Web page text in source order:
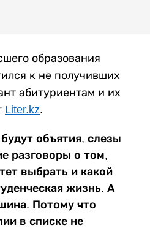
образования
к не получивших
абитуриентам и их
Liter.kz.
объятия, слезы
разговоры о том,
выбрать и какой
жизнь. А
Потому что
в списке не